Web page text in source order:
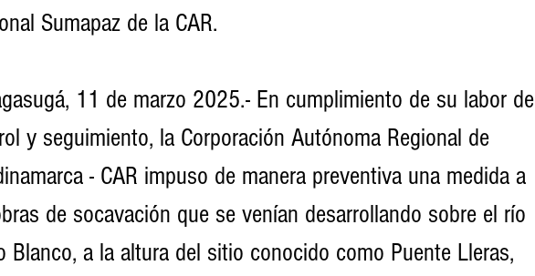
Sumapaz de la CAR.
11 de marzo 2025.- En cumplimiento de su labor de
y seguimiento, la Corporación Autónoma Regional de
- CAR impuso de manera preventiva una medida a
de socavación que se venían desarrollando sobre el río
Blanco, a la altura del sitio conocido como Puente Lleras,